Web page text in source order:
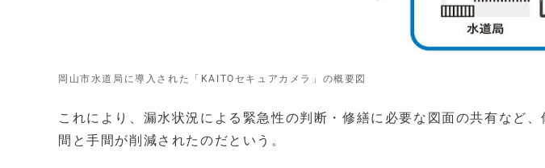
岡山市水道局に導入された「KAITOセキュアカメラ」の概要図
これにより、漏水状況による緊急性の判断・修繕に必要な図面の共有など
間と手間が削減されたのだという。